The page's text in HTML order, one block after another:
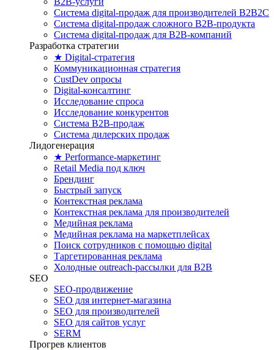
Cистема digital-продаж для производителей B2B2C
Система digital-продаж сложного B2B-продукта
Система digital-продаж для B2B-компаний
Разработка стратегии
★ Digital-стратегия
Коммуникационная стратегия
CustDev опросы
Digital-консалтинг
Исследование спроса
Исследование конкурентов
Система B2B-продаж
Система дилерских продаж
Лидогенерация
★ Performance-маркетинг
Retail Media под ключ
Брендинг
Быстрый запуск
Контекстная реклама
Контекстная реклама для производителей
Медийная реклама
Медийная реклама на маркетплейсах
Поиск сотрудников с помощью digital
Таргетированная реклама
Холодные outreach-рассылки для B2B
SEO
SEO-продвижение
SEO для интернет-магазина
SEO для производителей
SEO для сайтов услуг
SERM
Прогрев клиентов